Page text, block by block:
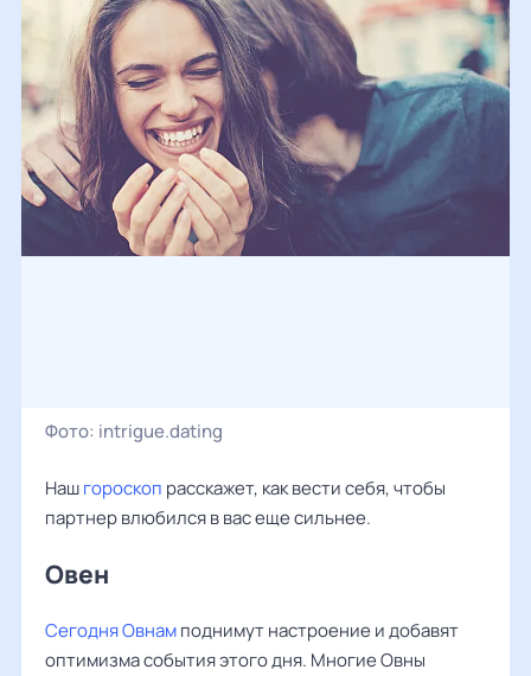
Фото: intrigue.dating
Нашгороскоп расскажет, как вести себя, чтобы
партнер влюбился в вас еще сильнее.
Овен ‌‌
Сегодня Овнамподнимут настроение и добавят
оптимизма события этого дня. Многие Овны